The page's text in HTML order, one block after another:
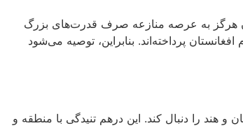
هرگز به عرصه منازعه صرف قدرت‌های بزرگ
پرداخته‌اند. بنابراین، توصیه می‌شود
هند را دنبال کند. این درهم تنیدگی با منطقه و